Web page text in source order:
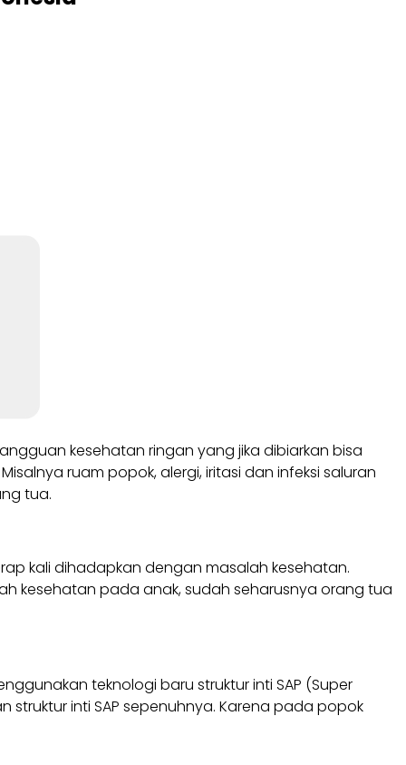
kesehatan ringan yang jika dibiarkan bisa
ruam popok, alergi, iritasi dan infeksi saluran
tua.
kali dihadapkan dengan masalah kesehatan.
kesehatan pada anak, sudah seharusnya orang tua
teknologi baru struktur inti SAP (Super
struktur inti SAP sepenuhnya. Karena pada popok